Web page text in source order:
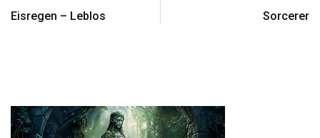
Eisregen – Leblos Sorcerer